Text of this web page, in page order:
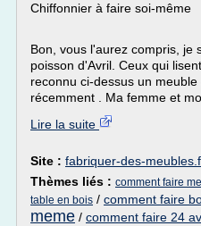
Chiffonnier à faire soi-même
Bon, vous l'aurez compris, je
poisson d'Avril. Ceux qui
reconnu ci-dessus un
récemment . Ma femme et
Lire la suite
Site : fabriquer-des-
Thèmes liés : comment faire
table en bois / comment faire
meme / comment faire 24